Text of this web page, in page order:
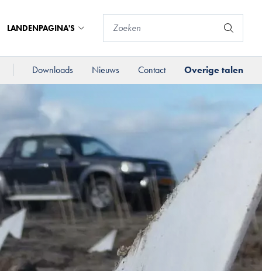
LANDENPAGINA'S
Downloads Nieuws Contact Overige talen